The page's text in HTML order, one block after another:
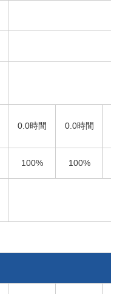
0.0時間 0.0時間
100% 100%